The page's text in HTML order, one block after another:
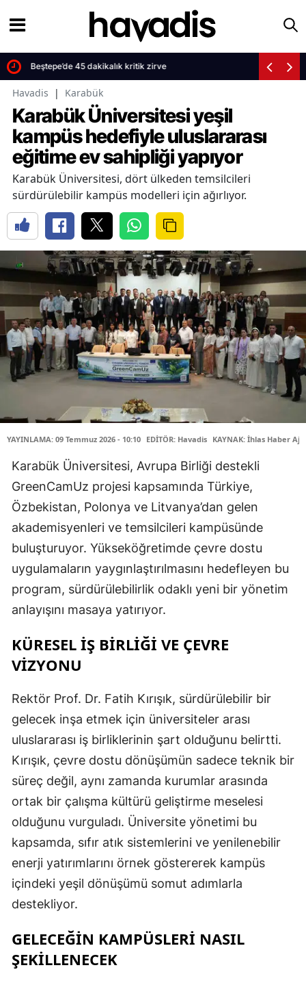
Beştepe’de 45 dakikalık kritik zirve
Havadis | Karabük
Karabük Üniversitesi yeşil
kampüs hedefiyle uluslararası
eğitime ev sahipliği yapıyor
Karabük Üniversitesi, dört ülkeden temsilcileri
sürdürülebilir kampüs modelleri için ağırlıyor.
YAYINLAMA: 09 Temmuz 2026 - 10:10 EDİTÖR: Havadis KAYNAK: İhlas Haber
Karabük Üniversitesi, Avrupa Birliği destekli
GreenCamUz projesi kapsamında Türkiye,
Özbekistan, Polonya ve Litvanya’dan gelen
akademisyenleri ve temsilcileri kampüsünde
buluşturuyor. Yükseköğretimde çevre dostu
uygulamaların yaygınlaştırılmasını hedefleyen bu
program, sürdürülebilirlik odaklı yeni bir yönetim
anlayışını masaya yatırıyor.
KÜRESEL İŞ BİRLİĞİ VE ÇEVRE
VİZYONU
Rektör Prof. Dr. Fatih Kırışık, sürdürülebilir bir
gelecek inşa etmek için üniversiteler arası
uluslararası iş birliklerinin şart olduğunu belirtti.
Kırışık, çevre dostu dönüşümün sadece teknik bir
süreç değil, aynı zamanda kurumlar arasında
ortak bir çalışma kültürü geliştirme meselesi
olduğunu vurguladı. Üniversite yönetimi bu
kapsamda, sıfır atık sistemlerini ve yenilenebilir
enerji yatırımlarını örnek göstererek kampüs
içindeki yeşil dönüşümü somut adımlarla
destekliyor.
GELECEĞİN KAMPÜSLERİ NASIL
ŞEKİLLENECEK